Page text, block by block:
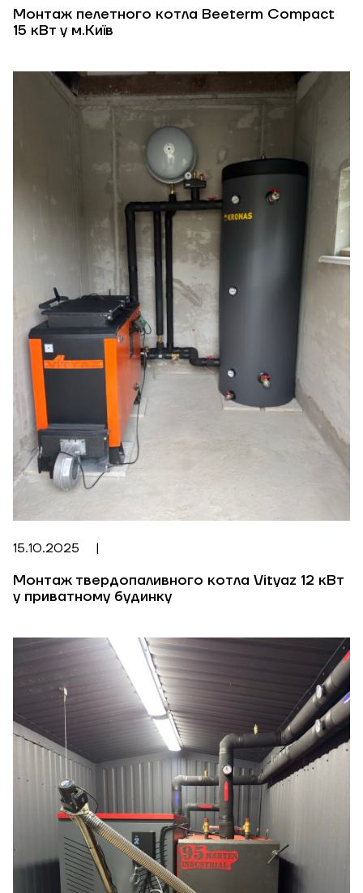
Монтаж пелетного котла Beeterm Compact
15 кВт у м.Київ
15.10.2025 |
Монтаж твердопаливного котла Vityaz 12 кВт
у приватному будинку
Замовити
Зворотній дзвінок
Надіслати
ЗАМОВИТИ ПОСЛУГУ МОНТАЖУ
Надіслати
Кошик